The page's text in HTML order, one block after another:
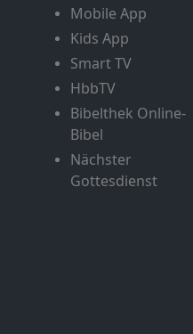
Mobile App
Kids App
Smart TV
HbbTV
Bibelthek Online-
Bibel
Nächster
Gottesdienst